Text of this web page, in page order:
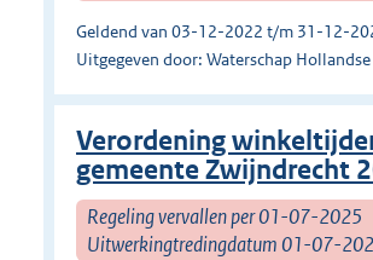
Geldend van 03-12-2022 t/m 31-12-
Uitgegeven door: Waterschap
Verordening
gemeente Zwijndrecht
Regeling vervallen per 01-07-2025
Uitwerkingtredingdatum 01-07-